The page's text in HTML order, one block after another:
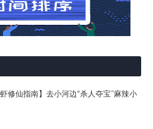
虾修仙指南】去小河边“杀人夺宝”麻辣小